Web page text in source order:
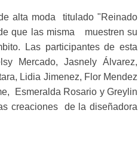
alta moda titulado "Reinado
que las misma muestren su
Las participantes de esta
Mercado, Jasnely Álvarez,
Lidia Jimenez, Flor Mendez
Esmeralda Rosario y Greylin
creaciones de la diseñadora